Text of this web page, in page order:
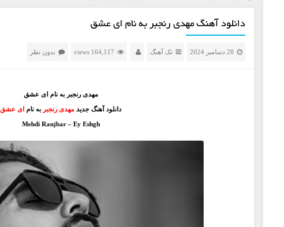
دانلود آهنگ مهدی رنجبر به نام ای عشق
28 دسامبر 2024 تک آهنگ 164,117 views بدون نظر
مهدی رنجبر به نام ای عشق
دانلود آهنگ جدید مهدی رنجبر به نام ای عشق
Mehdi Ranjbar – Ey Eshgh